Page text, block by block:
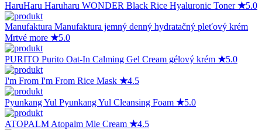
HaruHaru Haruharu WONDER Black Rice Hyaluronic Toner★5.0
Manufaktura Manufaktura jemný denný hydratačný pleťový krém
Mrtvé more ★5.0
PURITO Purito Oat-In Calming Gel Cream gélový krém ★5.0
I'm From I'm From Rice Mask ★4.5
Pyunkang Yul Pyunkang Yul Cleansing Foam ★5.0
ATOPALM Atopalm Mle Cream ★4.5